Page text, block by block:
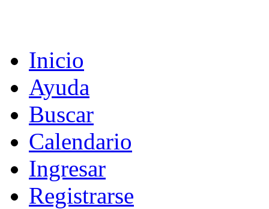
Inicio
Ayuda
Buscar
Calendario
Ingresar
Registrarse